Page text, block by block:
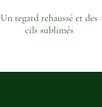
Un regard rehaussé et des
cils sublimés